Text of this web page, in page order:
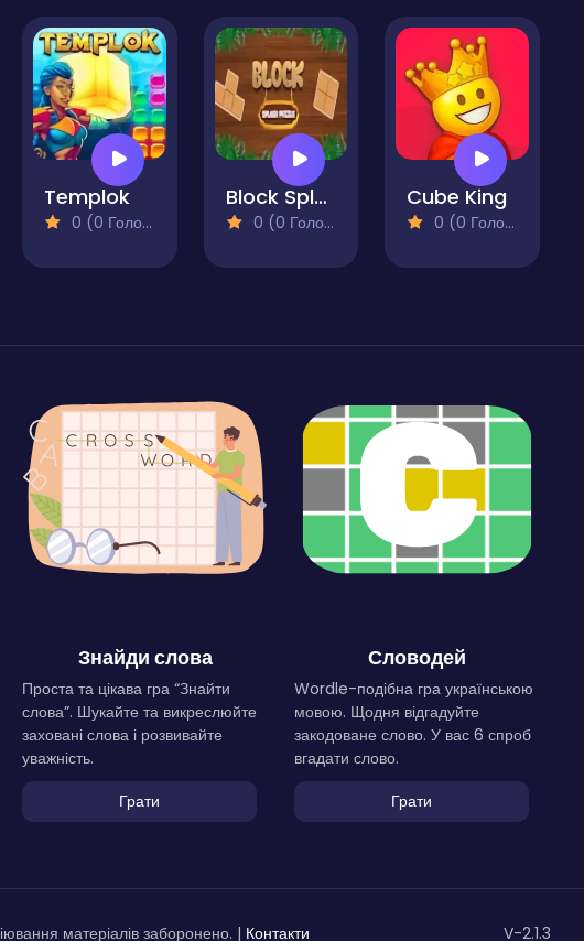
Templok
0 (0 Голосів)
Block Splash Puzzle
0 (0 Голосів)
Cube King
0 (0 Голосів)
Знайди слова
Проста та цікава гра “Знайти
слова”. Шукайте та викреслюйте
заховані слова і розвивайте
уважність.
Грати
Словодей
Wordle-подібна гра українською
мовою. Щодня відгадуйте
закодоване слово. У вас 6 спроб
вгадати слово.
Грати
матеріалів заборонено. | Контакти V-2.1.3